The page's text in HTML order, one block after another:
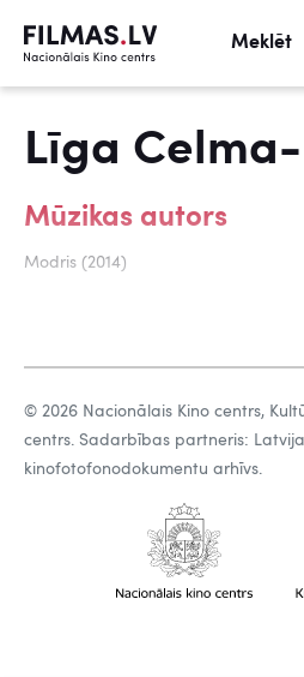
Meklēt
Līga
Mūzikas autors
Modris (2014)
© 2026 Nacionālais Kino centrs,
centrs. Sadarbības partneris:
kinofotofonodokumentu arhīvs.